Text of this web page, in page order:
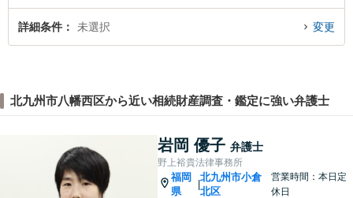
詳細条件 未選択 変更
北九州市八幡西区から近い相続財産調査・鑑定に強い弁護士
岩岡 優子 弁護士
野上裕貴法律事務所
福岡
県
|
北九州市小倉
北区
営業時間：本日定
休日